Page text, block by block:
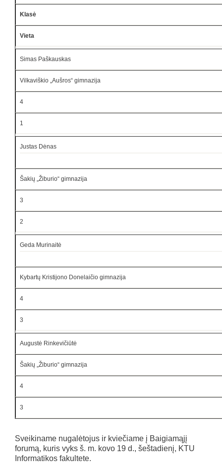
Klasė
Vieta
Simas Paškauskas
Vilkaviškio „Aušros“ gimnazija
4
1
Justas Dėnas
Šakių „Žiburio“ gimnazija
3
2
Geda Murinaitė
Kybartų Kristijono Donelaičio gimnazija
4
3
Augustė Rinkevičiūtė
Šakių „Žiburio“ gimnazija
4
3
Sveikiname nugalėtojus ir kviečiame į Baigiamąjį
forumą, kuris vyks š. m. kovo 19 d., šeštadienį, KTU
Informatikos fakultete.